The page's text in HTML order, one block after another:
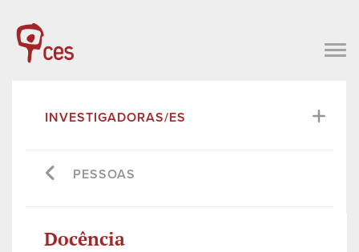
INVESTIGADORAS/ES
PESSOAS
Docência